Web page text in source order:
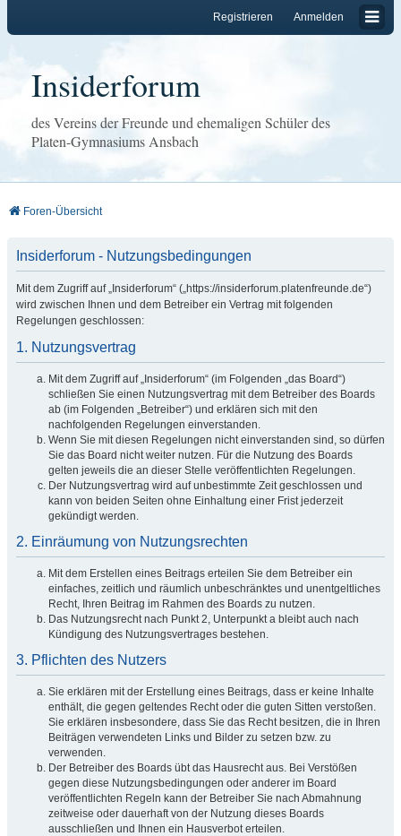
Anmelden
Registrieren
Insiderforum
des Vereins der Freunde und ehemaligen Schüler des
Platen-Gymnasiums Ansbach
Foren-Übersicht
Insiderforum - Nutzungsbedingungen
Mit dem Zugriff auf „Insiderforum“ („https://insiderforum.platenfreunde.de“)
wird zwischen Ihnen und dem Betreiber ein Vertrag mit folgenden
Regelungen geschlossen:
1. Nutzungsvertrag
Mit dem Zugriff auf „Insiderforum“ (im Folgenden „das Board“)
schließen Sie einen Nutzungsvertrag mit dem Betreiber des Boards
ab (im Folgenden „Betreiber“) und erklären sich mit den
nachfolgenden Regelungen einverstanden.
Wenn Sie mit diesen Regelungen nicht einverstanden sind, so dürfen
Sie das Board nicht weiter nutzen. Für die Nutzung des Boards
gelten jeweils die an dieser Stelle veröffentlichten Regelungen.
Der Nutzungsvertrag wird auf unbestimmte Zeit geschlossen und
kann von beiden Seiten ohne Einhaltung einer Frist jederzeit
gekündigt werden.
2. Einräumung von Nutzungsrechten
Mit dem Erstellen eines Beitrags erteilen Sie dem Betreiber ein
einfaches, zeitlich und räumlich unbeschränktes und unentgeltliches
Recht, Ihren Beitrag im Rahmen des Boards zu nutzen.
Das Nutzungsrecht nach Punkt 2, Unterpunkt a bleibt auch nach
Kündigung des Nutzungsvertrages bestehen.
3. Pflichten des Nutzers
Sie erklären mit der Erstellung eines Beitrags, dass er keine Inhalte
enthält, die gegen geltendes Recht oder die guten Sitten verstoßen.
Sie erklären insbesondere, dass Sie das Recht besitzen, die in Ihren
Beiträgen verwendeten Links und Bilder zu setzen bzw. zu
verwenden.
Der Betreiber des Boards übt das Hausrecht aus. Bei Verstößen
gegen diese Nutzungsbedingungen oder anderer im Board
veröffentlichten Regeln kann der Betreiber Sie nach Abmahnung
zeitweise oder dauerhaft von der Nutzung dieses Boards
ausschließen und Ihnen ein Hausverbot erteilen.